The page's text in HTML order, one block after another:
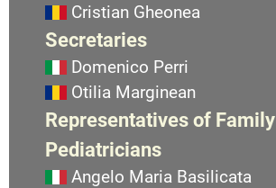
Cristian Gheonea
Secretaries
Domenico Perri
Otilia Marginean
Representatives of Family
Pediatricians
Angelo Maria Basilicata